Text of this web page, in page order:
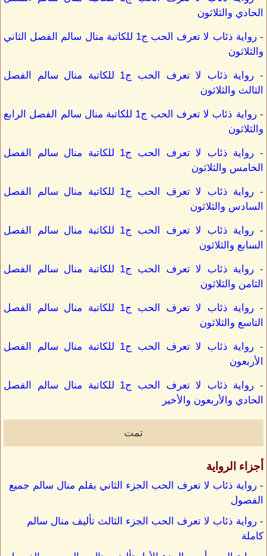
الحادي والثلاثون
-
رواية ذئاب لا تعرف الحب ج1 للكاتبة منال سالم الفصل الثاني
والثلاثون
-
رواية ذئاب لا تعرف الحب ج1 للكاتبة منال سالم الفصل
الثالث والثلاثون
-
رواية ذئاب لا تعرف الحب ج1 للكاتبة منال سالم الفصل الرابع
والثلاثون
-
رواية ذئاب لا تعرف الحب ج1 للكاتبة منال سالم الفصل
الخامس والثلاثون
-
رواية ذئاب لا تعرف الحب ج1 للكاتبة منال سالم الفصل
السادس والثلاثون
-
رواية ذئاب لا تعرف الحب ج1 للكاتبة منال سالم الفصل
السابع والثلاثون
-
رواية ذئاب لا تعرف الحب ج1 للكاتبة منال سالم الفصل
الثامن والثلاثون
-
رواية ذئاب لا تعرف الحب ج1 للكاتبة منال سالم الفصل
التاسع والثلاثون
-
رواية ذئاب لا تعرف الحب ج1 للكاتبة منال سالم الفصل
الأربعون
-
رواية ذئاب لا تعرف الحب ج1 للكاتبة منال سالم الفصل
الحادي والأربعون والأخير
تمت
أجزاء الرواية
- رواية ذئاب لا تعرف الحب الجزء الثاني بقلم منال سالم جميع
الفصول
- رواية ذئاب لا تعرف الحب الجزء الثالث تأليف منال سالم
كاملة